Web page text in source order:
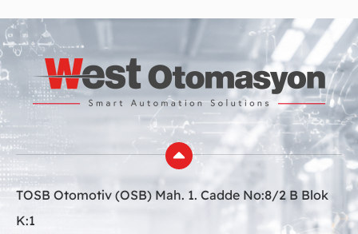
TOSB Otomotiv (OSB) Mah. 1. Cadde No:8/2 B Blok
K:1